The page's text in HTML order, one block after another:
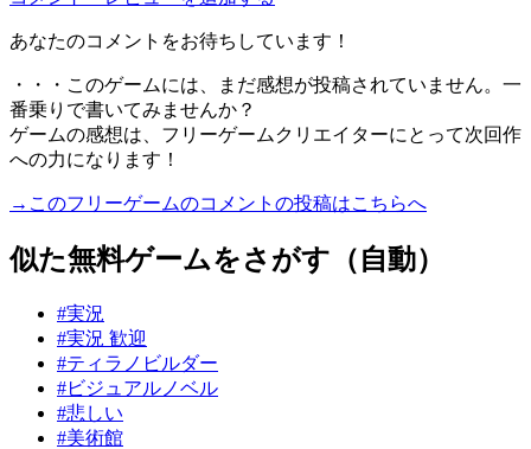
あなたのコメントをお待ちしています！
・・・このゲームには、まだ感想が投稿されていません。一
番乗りで書いてみませんか？
ゲームの感想は、フリーゲームクリエイターにとって次回作
への力になります！
→このフリーゲームのコメントの投稿はこちらへ
似た無料ゲームをさがす（自動）
#実況
#実況 歓迎
#ティラノビルダー
#ビジュアルノベル
#悲しい
#美術館